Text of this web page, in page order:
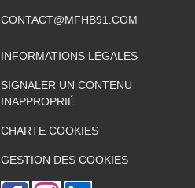
CONTACT@MFHB91.COM
INFORMATIONS LÉGALES
SIGNALER UN CONTENU
INAPPROPRIÉ
CHARTE COOKIES
GESTION DES COOKIES